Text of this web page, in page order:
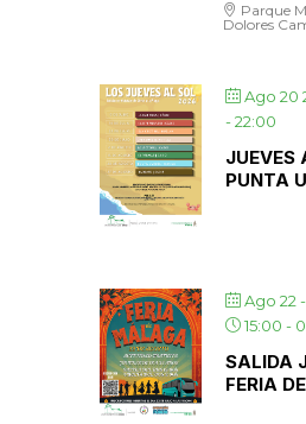
Parque
Dolores
Ago 20
-22:00
JUEVES
PUNTA
Ago 22
15:00 -
SALIDA
FERIA